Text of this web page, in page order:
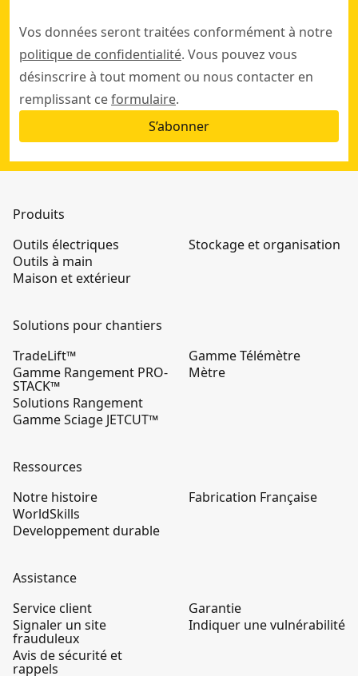
Vos données seront traitées conformément à notre
politique de confidentialité. Vous pouvez vous
désinscrire à tout moment ou nous contacter en
remplissant ceformulaire.
S’abonner
Produits
Outils électriques
Outils à main
Maison et extérieur
Stockage et organisation
Solutions pour chantiers
TradeLift™
Gamme Rangement PRO-
STACK™
Solutions Rangement
Gamme Sciage JETCUT™
Gamme Télémètre
Mètre
Ressources
Notre histoire
WorldSkills
Developpement durable
Fabrication Française
Assistance
Service client
Signaler un site
frauduleux
Avis de sécurité et
rappels
Garantie
Indiquer une vulnérabilité